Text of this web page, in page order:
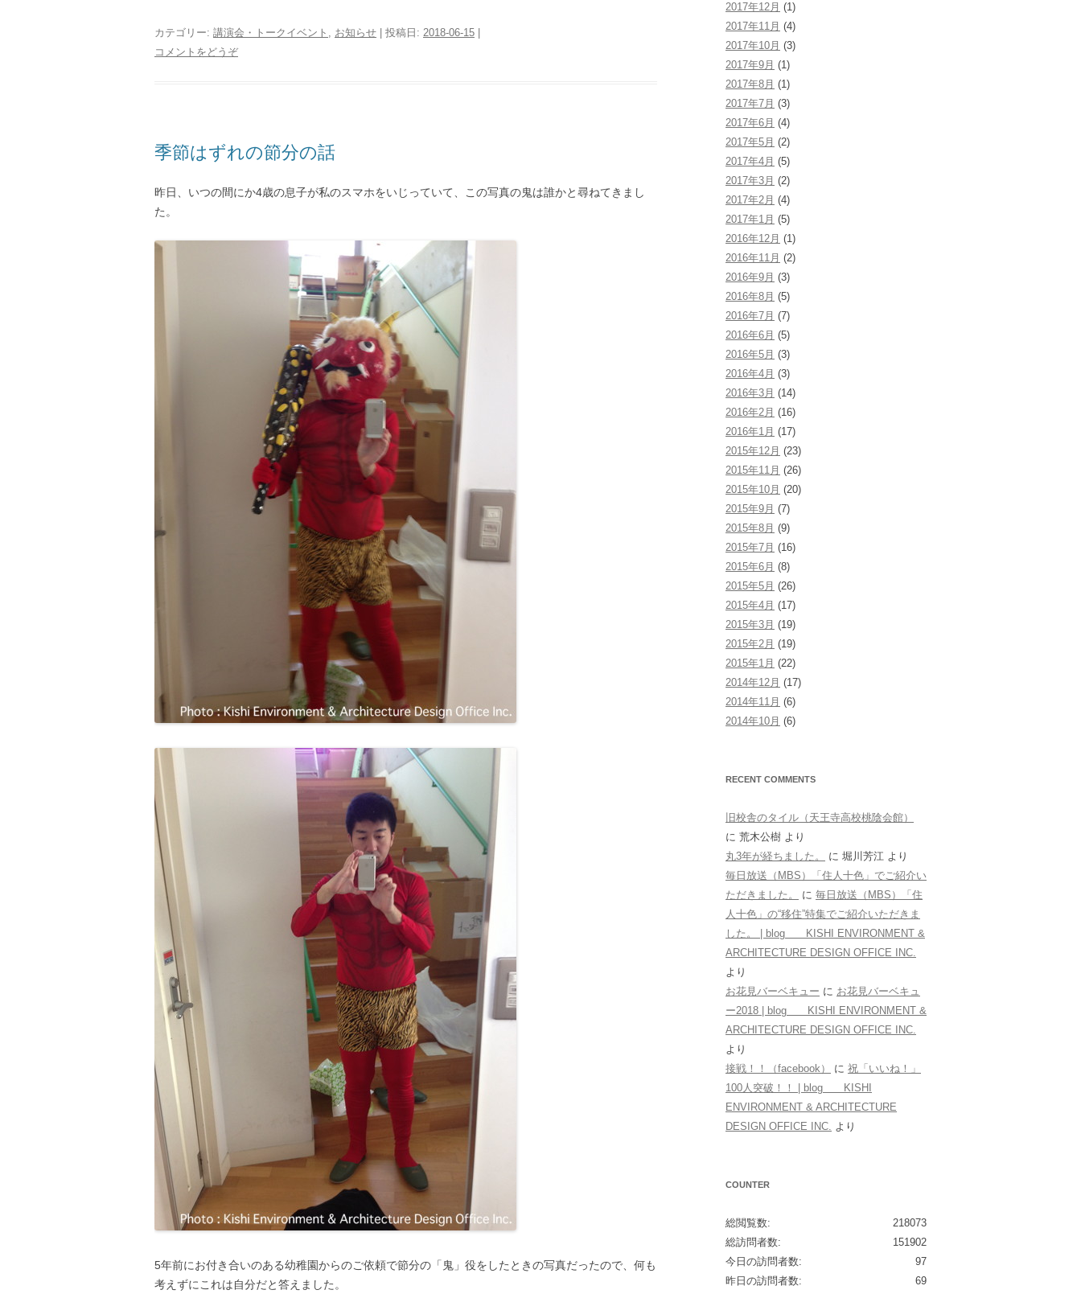
カテゴリー: 講演会・トークイベント お知らせ | 投稿日: 2018-06-15
コメントをどうぞ
季節はずれの節分の話
昨日、いつの間にか4歳の息子が私のスマホをいじっていて、この写真の鬼は誰かと尋ねてきまし
た。
5年前にお付き合いのある幼稚園からのご依頼で節分の「鬼」役をしたときの写真だったので、何も
考えずにこれは自分だと答えました。
2017年12月 (1)
2017年11月 (4)
2017年10月 (3)
2017年9月 (1)
2017年8月 (1)
2017年7月 (3)
2017年6月 (4)
2017年5月 (2)
2017年4月 (5)
2017年3月 (2)
2017年2月 (4)
2017年1月 (5)
2016年12月 (1)
2016年11月 (2)
2016年9月 (3)
2016年8月 (5)
2016年7月 (7)
2016年6月 (5)
2016年5月 (3)
2016年4月 (3)
2016年3月 (14)
2016年2月 (16)
2016年1月 (17)
2015年12月 (23)
2015年11月 (26)
2015年10月 (20)
2015年9月 (7)
2015年8月 (9)
2015年7月 (16)
2015年6月 (8)
2015年5月 (26)
2015年4月 (17)
2015年3月 (19)
2015年2月 (19)
2015年1月 (22)
2014年12月 (17)
2014年11月 (6)
2014年10月 (6)
RECENT COMMENTS
旧校舎のタイル（天王寺高校桃陰会館）
に 荒木公樹 より
丸3年が経ちました。
に 堀川芳江 より
毎日放送（MBS）「住人十色」でご紹介い
ただきました。
に 毎日放送（MBS）「住
人十色」の“移住”特集でご紹介いただきま
した。 | blog KISHI ENVIRONMENT &
ARCHITECTURE DESIGN OFFICE INC.
より
お花見バーベキュー に お花見バーベキュ
ー2018 | blog KISHI ENVIRONMENT &
ARCHITECTURE DESIGN OFFICE INC.
より
接戦！！（facebook）
に 祝「いいね！」
100人突破！！ | blog KISHI
ENVIRONMENT & ARCHITECTURE
DESIGN OFFICE INC. より
COUNTER
218073
総閲覧数:
151902
総訪問者数:
97
今日の訪問者数:
69
昨日の訪問者数: